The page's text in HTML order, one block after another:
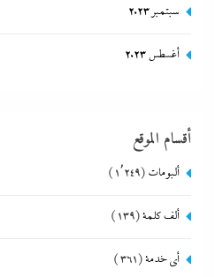
سبتمبر 2023
أغسطس 2023
أقسام الموقع
ألبومات (1٬249)
ألف كلمة(139)
أي خدمة(361)